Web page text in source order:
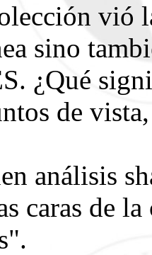
vió
sino
¿Qué
de
análisis
caras de